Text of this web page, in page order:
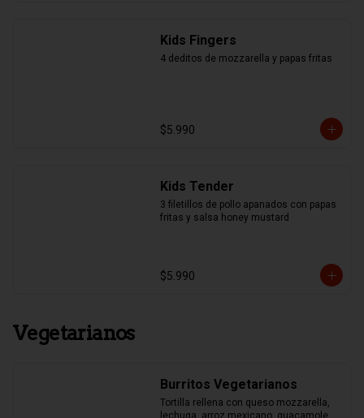
Kids Fingers
4 deditos de mozzarella y papas fritas
$5.990
Kids Tender
3 filetillos de pollo apanados con papas
fritas y salsa honey mustard
$5.990
Vegetarianos
Burritos Vegetarianos
Tortilla rellena con queso mozzarella,
lechuga, arroz mexicano, guacamole,